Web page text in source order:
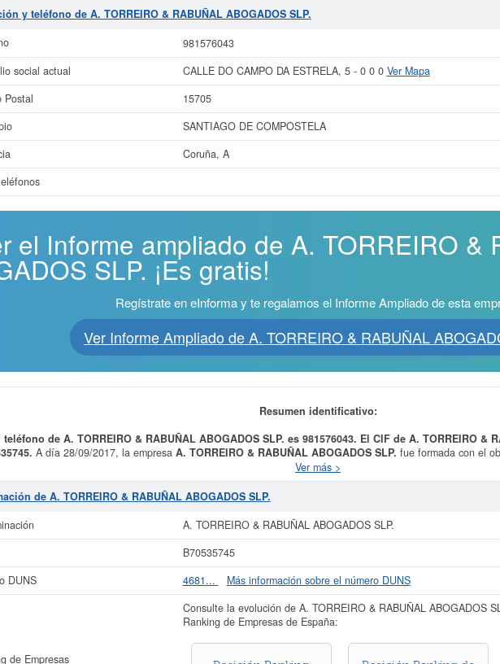
y teléfono de A. TORREIRO & RABUÑAL ABOGADOS SLP.
981576043
social actual
CALLE DO CAMPO DA ESTRELA, 5 - 0 0 0 Ver Mapa
Postal
15705
SANTIAGO DE COMPOSTELA
Coruña, A
el Informe ampliado de A. TORREIRO &
SLP. ¡Es gratis!
Regístrate en eInforma y te regalamos el Informe Ampliado de esta
Ver Informe Ampliado de A. TORREIRO & RABUÑAL
Resumen identificativo:
teléfono de A. TORREIRO & RABUÑAL ABOGADOS SLP. es 981576043. El CIF de A. TORREIRO &
A día 28/09/2017, la empresa A. TORREIRO & RABUÑAL ABOGADOS SLP. fue formada con el
el ejercicio de la actividad profesional de la abogacía y asesoramiento legal, y, en particular, las
de abogado y asesor legal. El asesoramiento legal y la consultoría jurídica. Su categorización en el
clasificación SIC, la empresaA. TORREIRO & RABUÑAL ABOGADOS SLP.
ha sido el 25/06/2026. Esta compañia puede solicitar alguna subvención y para informarse de
en el Registro Mercantil de Santiago de Compostela.
interesado en conocer más datos de la empresa A. TORREIRO & RABUÑAL ABOGADOS SLP. puede
de A. TORREIRO & RABUÑAL ABOGADOS SLP. y consultar los resultados de sus años de actividad,
resultados disponibles.
La última actualización del informe de empresa se ha realizado el 23/07/2026.
Ver más >
de A. TORREIRO & RABUÑAL ABOGADOS SLP.
A. TORREIRO & RABUÑAL ABOGADOS SLP.
B70535745
DUNS
4681... Más información sobre el número DUNS
de Empresas
Consulte la evolución de A. TORREIRO & RABUÑAL ABOGADOS
Ranking de Empresas de España: